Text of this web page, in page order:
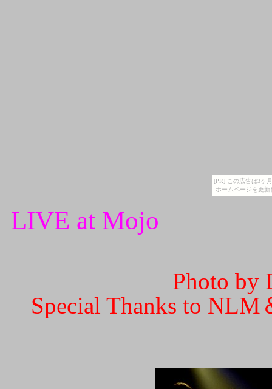
[PR] この広告は3ヶ
ホームページを更
LIVE at Mojo
Photo by
Special Thanks to NLM